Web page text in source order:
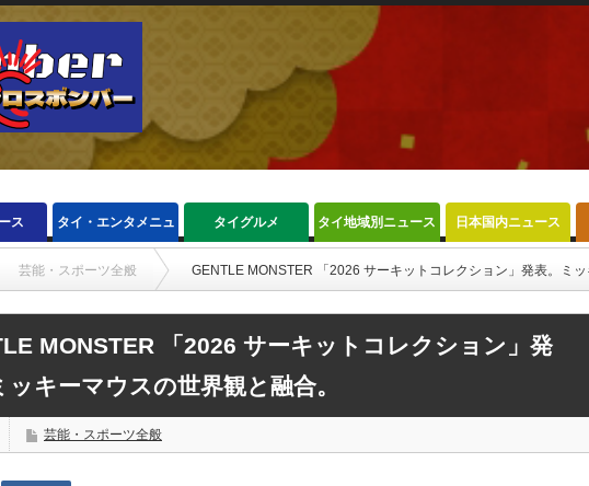
ス タイ・エンタメニュ
ース
タイグルメ タイ地域別ニュース 日本国内ニュース
芸能・スポーツ全般 GENTLE MONSTER 「2026 サーキットコレクション」発表。ミッ
MONSTER 「2026 サーキットコレクション」発
ッキーマウスの世界観と融合。
芸能・スポーツ全般